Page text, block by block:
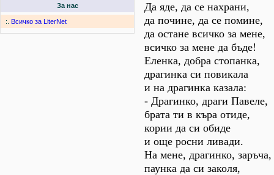
За нас
:. Всичко за LiterNet
Да яде, да се нахрани,
да почине, да се помине,
да остане всичко за мене,
всичко за мене да бъде!
Еленка, добра стопанка,
драгинка си повикала
и на драгинка казала:
- Драгинко, драги Павеле,
брата ти в къра отиде,
кории да си обиде
и още росни ливади.
На мене, драгинко, заръча,
паунка да си заколя,